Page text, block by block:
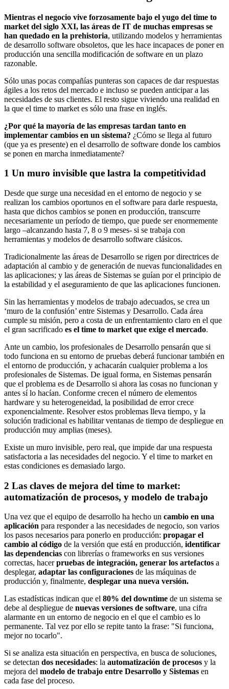
Mientras el negocio vive forzosamente bajo el yugo del time to
market del siglo XXI, las áreas de IT de muchas empresas se
han quedado en la prehistoria, utilizando modelos y herramientas
de desarrollo software obsoletos, que les hace incapaces de poner en
producción una sencilla modificación de software en un plazo
razonable.
Sólo unas pocas compañías punteras son capaces de dar respuestas
ágiles a los retos del mercado e incluso se pueden anticipar a las
necesidades de sus clientes. El resto sigue viviendo una realidad en
la que el time to market es sólo una frase en inglés.
¿Por qué la mayoría de las empresas tardan tanto en
implementar cambios en un sistema? ¿Cómo se llega al futuro
(que ya es presente) en el desarrollo de software donde los cambios
se ponen en marcha inmediatamente?
1 Un muro invisible que lastra la competitividad
Desde que surge una necesidad en el entorno de negocio y se
realizan los cambios oportunos en el software para darle respuesta,
hasta que dichos cambios se ponen en producción, transcurre
necesariamente un período de tiempo, que puede ser enormemente
largo –alcanzando hasta 7, 8 o 9 meses- si se trabaja con
herramientas y modelos de desarrollo software clásicos.
Tradicionalmente las áreas de Desarrollo se rigen por directrices de
adaptación al cambio y de generación de nuevas funcionalidades en
las aplicaciones; y las áreas de Sistemas se guían por el principio de
la estabilidad y el aseguramiento de que las aplicaciones funcionen.
Sin las herramientas y modelos de trabajo adecuados, se crea un
‘muro de la confusión’ entre Sistemas y Desarrollo. Cada área
cumple su misión, pero a costa de un enfrentamiento claro en el que
el gran sacrificado es el time to market que exige el mercado.
Ante un cambio, los profesionales de Desarrollo pensarán que si
todo funciona en su entorno de pruebas deberá funcionar también en
el entorno de producción, y achacarán cualquier problema a los
profesionales de Sistemas. De igual forma, en Sistemas pensarán
que el problema es de Desarrollo si ahora las cosas no funcionan y
antes sí lo hacían. Conforme crecen el número de elementos
hardware y su heterogeneidad, la posibilidad de error crece
exponencialmente. Resolver estos problemas lleva tiempo, y la
solución tradicional es habilitar ventanas de tiempo de despliegue en
producción muy amplias (meses).
Existe un muro invisible, pero real, que impide dar una respuesta
satisfactoria a las necesidades del negocio. Y el time to market en
estas condiciones es demasiado largo.
2 Las claves de mejora del time to market:
automatización de procesos, y modelo de trabajo
Una vez que el equipo de desarrollo ha hecho un cambio en una
aplicación para responder a las necesidades de negocio, son varios
los pasos necesarios para ponerlo en producción: propagar el
cambio al código de la versión que está en producción, identificar
las dependencias con librerías o frameworks en sus versiones
correctas, hacerpruebas de integración, generar los artefactos a
desplegar, adaptar las configuraciones de las máquinas de
producción y, finalmente, desplegar una nueva versión.
Las estadísticas indican que el 80% del downtime de un sistema se
debe al despliegue de nuevas versiones de software, una cifra
alarmante en un entorno de negocio en el que el cambio es lo
permanente. Tal vez por ello se repite tanto la frase: "Si funciona,
mejor no tocarlo".
Si se analiza esta situación en perspectiva, en busca de soluciones,
se detectan dos necesidades: la automatización de procesos y la
mejora del modelo de trabajo entre Desarrollo y Sistemas en
cada fase del proceso.